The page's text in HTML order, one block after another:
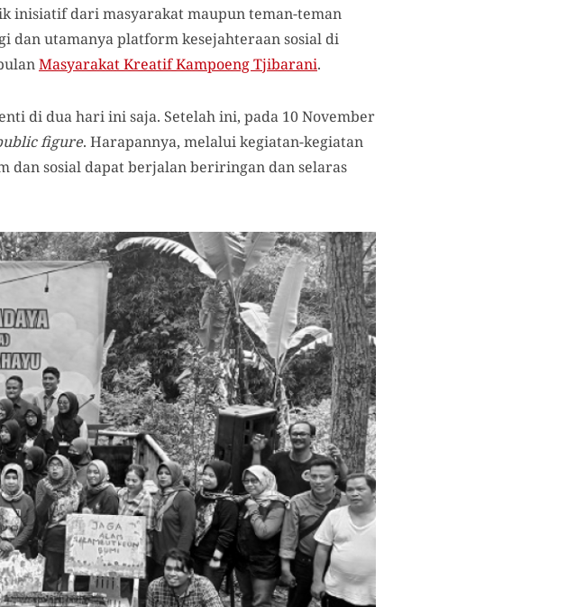
inisiatif dari masyarakat maupun teman-teman
dan utamanya platform kesejahteraan sosial di
Masyarakat Kreatif Kampoeng Tjibarani.
di dua hari ini saja. Setelah ini, pada 10 November
figure. Harapannya, melalui kegiatan-kegiatan
dan sosial dapat berjalan beriringan dan selaras